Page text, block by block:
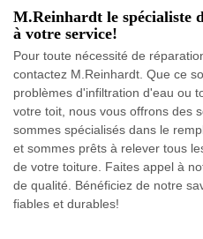
M.Reinhardt le spécialiste
à votre service!
Pour toute nécessité de
contactez M.Reinhardt. Que ce
problèmes d'infiltration d'eau ou
votre toit, nous vous offrons des
sommes spécialisés dans le
et sommes prêts à relever tous
de votre toiture. Faites appel à
de qualité. Bénéficiez de notre
fiables et durables!